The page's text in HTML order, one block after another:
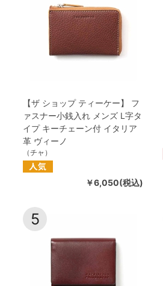
【ザ ショップ ティーケー】 フ
ァスナー小銭入れ メンズ L字タ
イプ キーチェーン付 イタリア
革 ヴィーノ
（チャ）
￥6,050(税込)
5